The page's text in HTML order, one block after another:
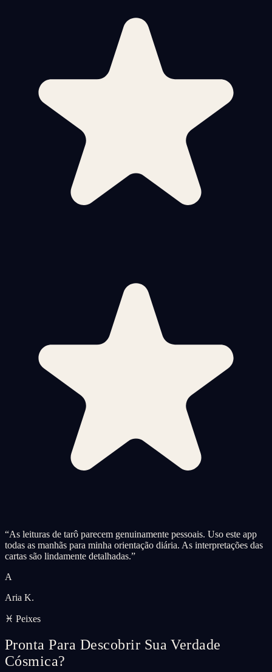
“As leituras de tarô parecem genuinamente pessoais. Uso este app
todas as manhãs para minha orientação diária. As interpretações das
cartas são lindamente detalhadas.”
A
Aria K.
♓ Peixes
Pronta Para Descobrir Sua Verdade
Cósmica?